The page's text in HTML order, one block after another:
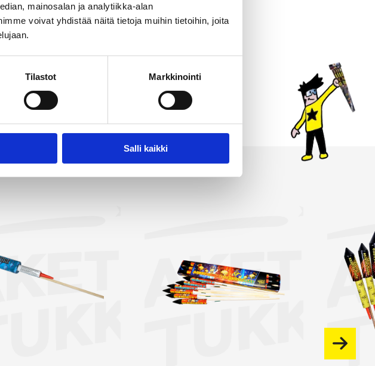
mainosalan ja analytiikka-alan
voivat yhdistää näitä tietoja muihin tietoihin, joita
Tilastot Markkinointi
Salli kaikki
tarjoavat useita raketteja, joissa on
värien ja muotojen kirjon. Jokainen raketti
myyntiin näyttävimmät ja suurimmat raketit.
Rakettitukku sinun valintasi!